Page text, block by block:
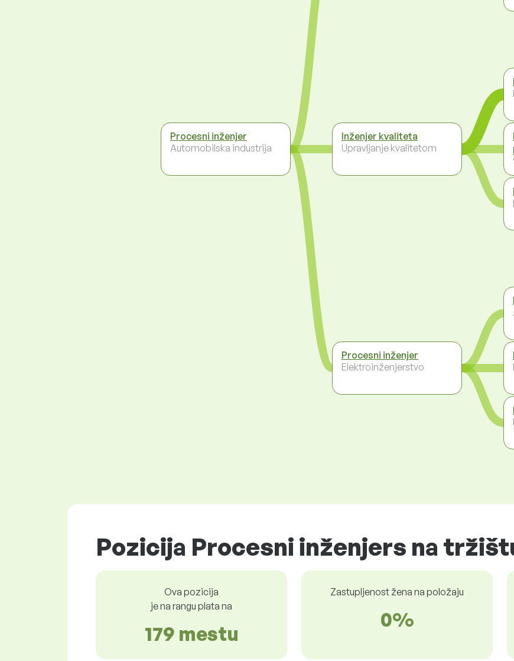
Procesni inženjer
Automobilska industrija
Inženjer kvaliteta
Upravljanje kvalitetom
Procesni inženjer
Elektroinženjerstvo
Pozicija Procesni inženjers na
Ova pozicija
je na rangu plata na
179 mestu
Zastupljenost žena na položaju
0%